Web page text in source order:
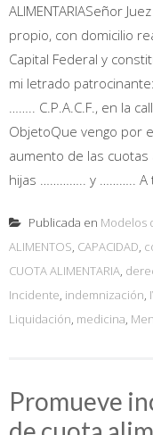
ALIMENTARIASeñor
propio, con domicilio
Capital Federal y
mi letrado
…….. C.P.A.C.F., en la
ObjetoQue vengo por
aumento de las
hijas ………….. y ……….. A
Publicada en Modelos
ALIMENTOS, CAPACIDAD,
CUOTA ALIMENTARIA,
Incidente, indemnización,
Liquidación, medicina,
Promueve